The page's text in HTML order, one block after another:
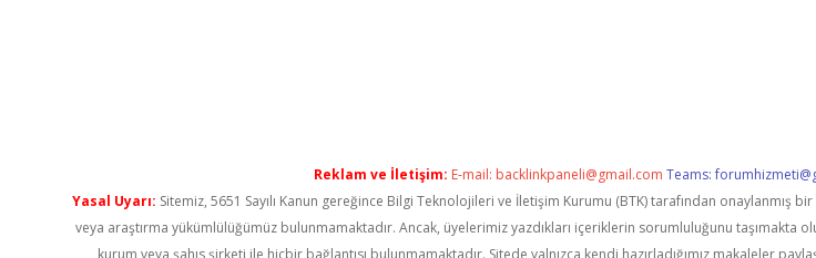
Reklam ve İletişim: E-mail: backlinkpaneli@gmail.com Teams:
Yasal Uyarı: Sitemiz, 5651 Sayılı Kanun gereğince Bilgi Teknolojileri ve İletişim Kurumu (BTK) tarafından
veya araştırma yükümlülüğümüz bulunmamaktadır. Ancak, üyelerimiz yazdıkları içeriklerin sorumluluğunu
kurum veya şahıs şirketi ile hiçbir bağlantısı bulunmamaktadır. Sitede yalnızca kendi hazırladığımız makaleler